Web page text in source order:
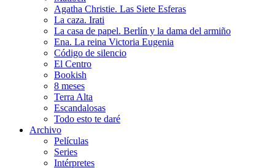
Agatha Christie. Las Siete Esferas
La caza. Irati
La casa de papel. Berlín y la dama del armiño
Ena. La reina Victoria Eugenia
Código de silencio
El Centro
Bookish
8 meses
Terra Alta
Escandalosas
Todo esto te daré
Archivo
Películas
Series
Intérpretes